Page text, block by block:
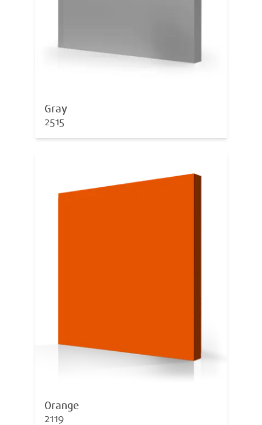
Gray
2515
Orange
2119